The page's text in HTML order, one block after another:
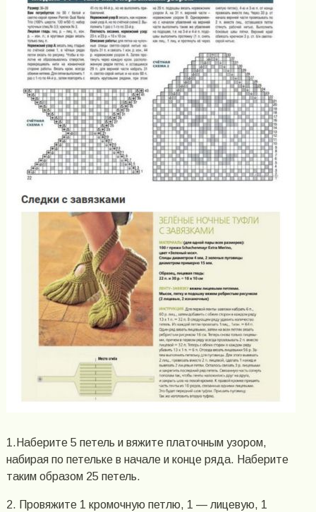
1.Наберите 5 петель и вяжите платочным узором,
набирая по петельке в начале и конце ряда. Наберите
таким образом 25 петель.
2. Провяжите 1 кромочную петлю, 1 — лицевую, 1